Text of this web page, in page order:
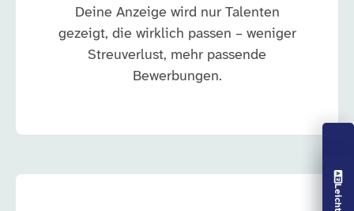
Vorlesen aus
Deine Anzeige wird nur Talenten
gezeigt, die wirklich passen – weniger
Streuverlust, mehr passende
Bewerbungen.